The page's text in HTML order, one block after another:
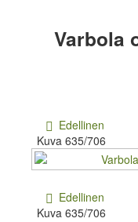
Varbola
Edellinen
Kuva 635/706
Edellinen
Kuva 635/706